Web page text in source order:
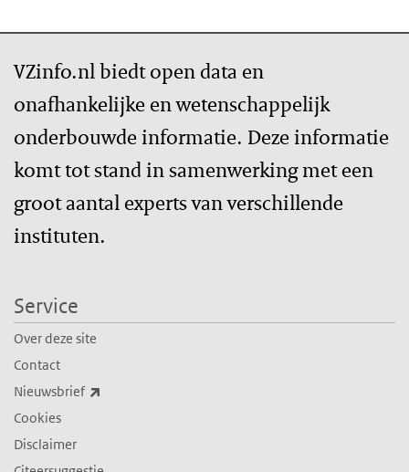
VZinfo.nl biedt open data en
onafhankelijke en wetenschappelijk
onderbouwde informatie. Deze informatie
komt tot stand in samenwerking met een
groot aantal experts van verschillende
instituten.
Service
Over deze site
Contact
Nieuwsbrief
Cookies
Disclaimer